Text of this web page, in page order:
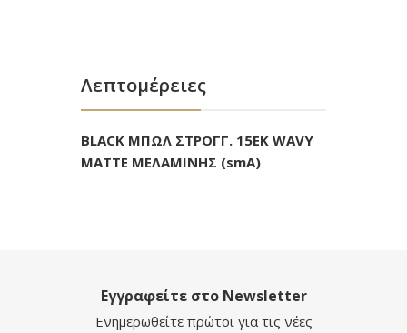
Λεπτομέρειες
BLACK ΜΠΩΛ ΣΤΡΟΓΓ. 15ΕΚ WAVY
MATTE ΜΕΛΑΜΙΝΗΣ (smA)
Εγγραφείτε στο Newsletter
Ενημερωθείτε πρώτοι για τις νέες